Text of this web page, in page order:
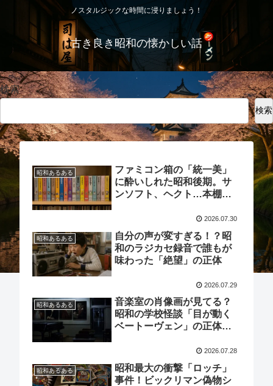
ノスタルジックな時間に浸りましょう！
古き良き昭和の懐かしい話
検索
検索
昭和あるある
ファミコン箱の「統一美」
に酔いしれた昭和後期。サ
ンソフト、ヘクト…本棚に
2026.07.30
昭和あるある
自分の声が変すぎる！？昭
和のラジカセ録音で誰もが
味わった「絶望」の正体
2026.07.29
昭和あるある
音楽室の肖像画が見てる？
昭和の学校怪談「目が動く
ベートーヴェン」の正体と
2026.07.28
昭和あるある
昭和最大の衝撃「ロッチ」
事件！ビックリマン偽物シ